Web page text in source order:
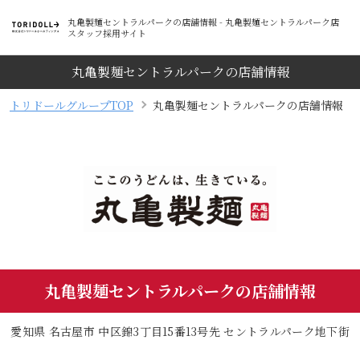
丸亀製麺セントラルパークの店舗情報 - 丸亀製麺セントラルパーク店
スタッフ採用サイト
丸亀製麺セントラルパークの店舗情報
トリドールグループTOP 丸亀製麺セントラルパークの店舗情報
丸亀製麺セントラルパークの店舗情報
愛知県 名古屋市 中区錦3丁目15番13号先 セントラルパーク地下街